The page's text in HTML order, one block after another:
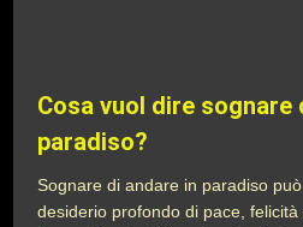
Cosa vuol dire sognare
paradiso?
Sognare di andare in paradiso
desiderio profondo di pace, felicità